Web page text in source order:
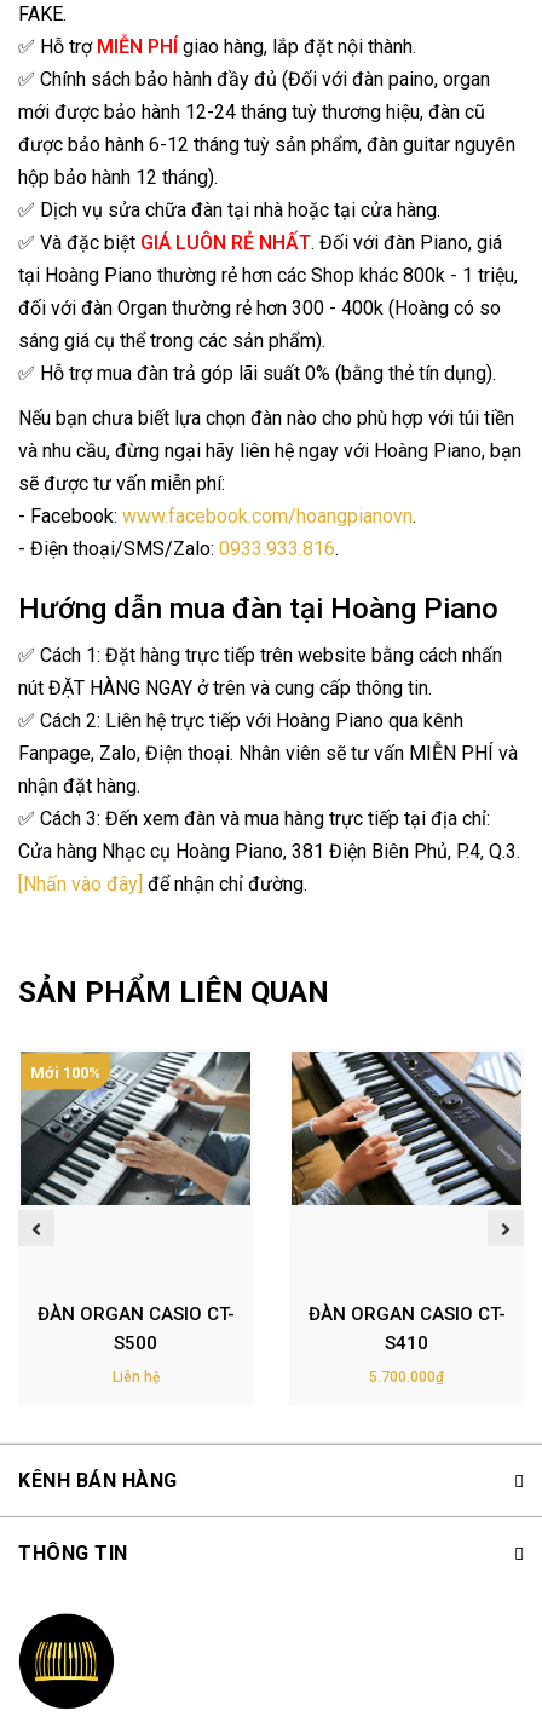
FAKE.
✅ Hỗ trợ MIỄN PHÍ giao hàng, lắp đặt nội thành.
✅ Chính sách bảo hành đầy đủ (Đối với đàn paino, organ
mới được bảo hành 12-24 tháng tuỳ thương hiệu, đàn cũ
được bảo hành 6-12 tháng tuỳ sản phẩm, đàn guitar nguyên
hộp bảo hành 12 tháng).
✅ Dịch vụ sửa chữa đàn tại nhà hoặc tại cửa hàng.
✅ Và đặc biệt GIÁ LUÔN RẺ NHẤT. Đối với đàn Piano, giá
tại Hoàng Piano thường rẻ hơn các Shop khác 800k - 1 triệu,
đối với đàn Organ thường rẻ hơn 300 - 400k (Hoàng có so
sáng giá cụ thể trong các sản phẩm).
✅ Hỗ trợ mua đàn trả góp lãi suất 0% (bằng thẻ tín dụng).
Nếu bạn chưa biết lựa chọn đàn nào cho phù hợp với túi tiền
và nhu cầu, đừng ngại hãy liên hệ ngay với Hoàng Piano, bạn
sẽ được tư vấn miễn phí:
- Facebook: www.facebook.com/hoangpianovn.
- Điện thoại/SMS/Zalo: 0933.933.816.
Hướng dẫn mua đàn tại Hoàng Piano
✅ Cách 1: Đặt hàng trực tiếp trên website bằng cách nhấn
nút ĐẶT HÀNG NGAY ở trên và cung cấp thông tin.
✅ Cách 2: Liên hệ trực tiếp với Hoàng Piano qua kênh
Fanpage, Zalo, Điện thoại. Nhân viên sẽ tư vấn MIỄN PHÍ và
nhận đặt hàng.
✅ Cách 3: Đến xem đàn và mua hàng trực tiếp tại địa chỉ:
Cửa hàng Nhạc cụ Hoàng Piano, 381 Điện Biên Phủ, P.4, Q.3.
[Nhấn vào đây] để nhận chỉ đường.
SẢN PHẨM LIÊN QUAN
Mới 100%
ĐÀN ORGAN CASIO CT-
S500
Liên hệ
ĐÀN ORGAN CASIO CT-
S410
5.700.000₫
KÊNH BÁN HÀNG
THÔNG TIN